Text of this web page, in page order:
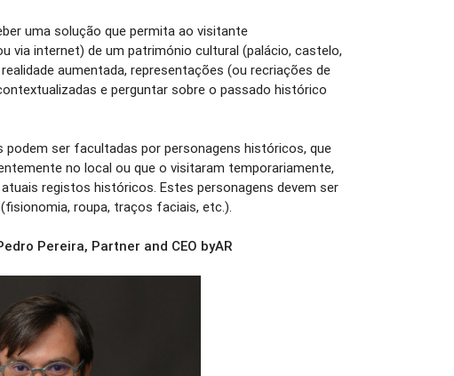
uma solução que permita ao visitante
via internet) de um património cultural (palácio, castelo,
aumentada, representações (ou recriações de
e perguntar sobre o passado histórico
ser facultadas por personagens históricos, que
no local ou que o visitaram temporariamente,
registos históricos. Estes personagens devem ser
roupa, traços faciais, etc.).
Pereira, Partner and CEO byAR